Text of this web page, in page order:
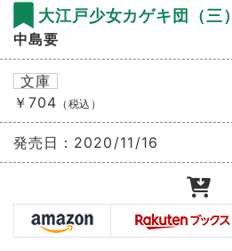
大江戸少女カゲキ団（三）
中島要
文庫
￥704 （税込）
発売日： 2020/11/16